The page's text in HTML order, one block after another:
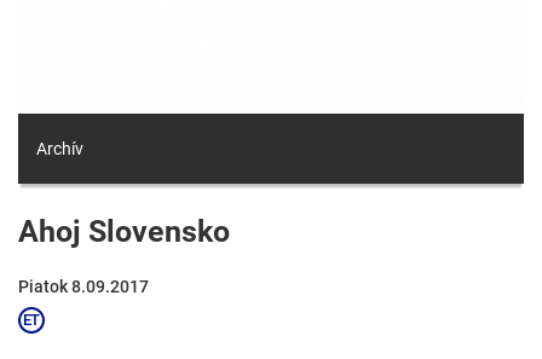
Archív
Ahoj Slovensko
Piatok 8.09.2017